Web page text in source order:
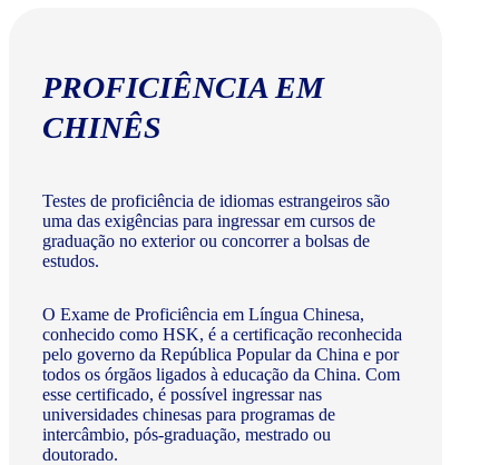
PROFICIÊNCIA EM
CHINÊS
Testes de proficiência de idiomas estrangeiros são
uma das exigências para ingressar em cursos de
graduação no exterior ou concorrer a bolsas de
estudos.
O Exame de Proficiência em Língua Chinesa,
conhecido como HSK, é a certificação reconhecida
pelo governo da República Popular da China e por
todos os órgãos ligados à educação da China. Com
esse certificado, é possível ingressar nas
universidades chinesas para programas de
intercâmbio, pós-graduação, mestrado ou
doutorado.